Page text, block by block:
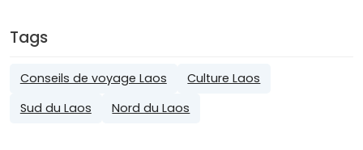
Tags
Conseils de voyage Laos
Culture Laos
Sud du Laos
Nord du Laos